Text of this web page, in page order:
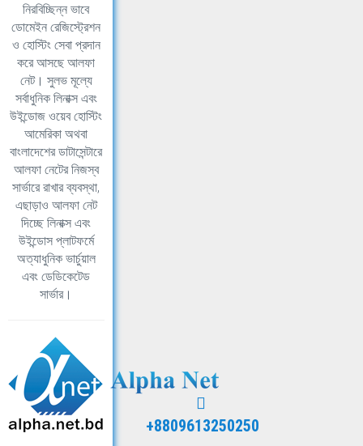
নিরবিচ্ছিন্ন ভাবে
ডোমেইন রেজিস্ট্রেশন
ও হোস্টিং সেবা প্রদান
করে আসছে আলফা
নেট। সুলভ মূল্যে
সর্বাধুনিক লিনাক্স এবং
উইন্ডোজ ওয়েব হোস্টিং
আমেরিকা অথবা
বাংলাদেশের ডাটাসেন্টারে
আলফা নেটের নিজস্ব
সার্ভারে রাখার ব্যবস্থা,
এছাড়াও আলফা নেট
দিচ্ছে লিনাক্স এবং
উইন্ডোস প্লাটফর্মে
অত্যাধুনিক ভার্চুয়াল
এবং ডেডিকেটেড
সার্ভার।
+8809613250250